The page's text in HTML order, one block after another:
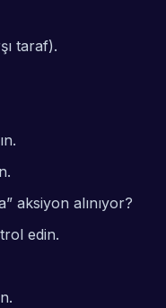
taraf).
aksiyon alınıyor?
edin.